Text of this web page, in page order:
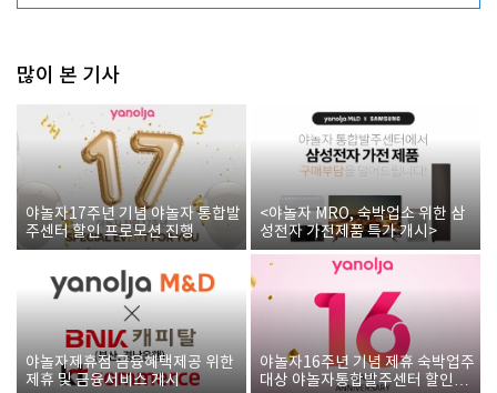
많이 본 기사
야놀자17주년 기념 야놀자 통합발
주센터 할인 프로모션 진행
<야놀자 MRO, 숙박업소 위한 삼
성전자 가전제품 특가 개시>
야놀자제휴점 금융혜택제공 위한
제휴 및 금융서비스 게시
야놀자16주년 기념 제휴 숙박업주
대상 야놀자통합발주센터 할인쿠